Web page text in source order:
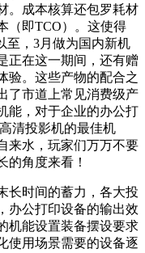
。成本核算还包罗耗材
（即TCO）。这使得
至，3月做为国内新机
正在这一期间，还有赠
验。这些产物的配合之
了市道上常见消费级产
能，对于企业的办公打
清投影机的最佳机
来水，玩家们万万不要
的角度来看！
时间的蓄力，各大投
办公打印设备的输出效
机能设置装备摆设要求
使用场景需要的设备逐